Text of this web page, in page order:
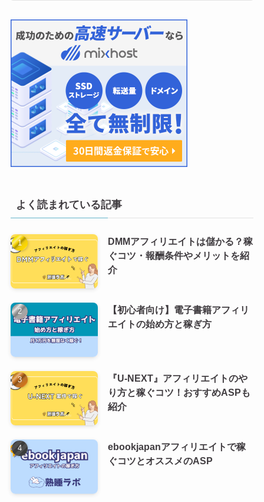
よく読まれている記事
DMMアフィリエイトは儲かる？稼
ぐコツ・報酬条件やメリットを紹
介
【初心者向け】電子書籍アフィリ
エイトの始め方と稼ぎ方
『U-NEXT』アフィリエイトのや
り方と稼ぐコツ！おすすめASPも
紹介
ebookjapanアフィリエイトで稼
ぐコツとオススメのASP